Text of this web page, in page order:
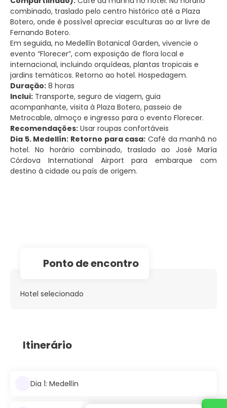
combinado, traslado pelo centro histórico até a Plaza
Botero, onde é possível apreciar esculturas ao ar livre de
Fernando Botero.
Em seguida, no Medellín Botanical Garden, vivencie o
evento “Florecer”, com exposição de flora local e
internacional, incluindo orquídeas, plantas tropicais e
jardins temáticos. Retorno ao hotel. Hospedagem.
Duração: 8 horas
Inclui: Transporte, seguro de viagem, guia
acompanhante, visita à Plaza Botero, passeio de
Metrocable, almoço e ingresso para o evento Florecer.
Recomendações: Usar roupas confortáveis
Dia 5. Medellín: Retorno para casa: Café da manhã no
hotel. No horário combinado, traslado ao José María
Córdova International Airport para embarque com
destino à cidade ou país de origem.
Ponto de encontro
Hotel selecionado
Itinerário
Dia 1: Medellín